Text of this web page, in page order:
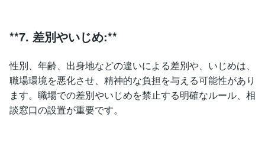
**7. 差別やいじめ:**
性別、年齢、出身地などの違いによる差別や、いじめは、
職場環境を悪化させ、精神的な負担を与える可能性があり
ます。職場での差別やいじめを禁止する明確なルール、相
談窓口の設置が重要です。